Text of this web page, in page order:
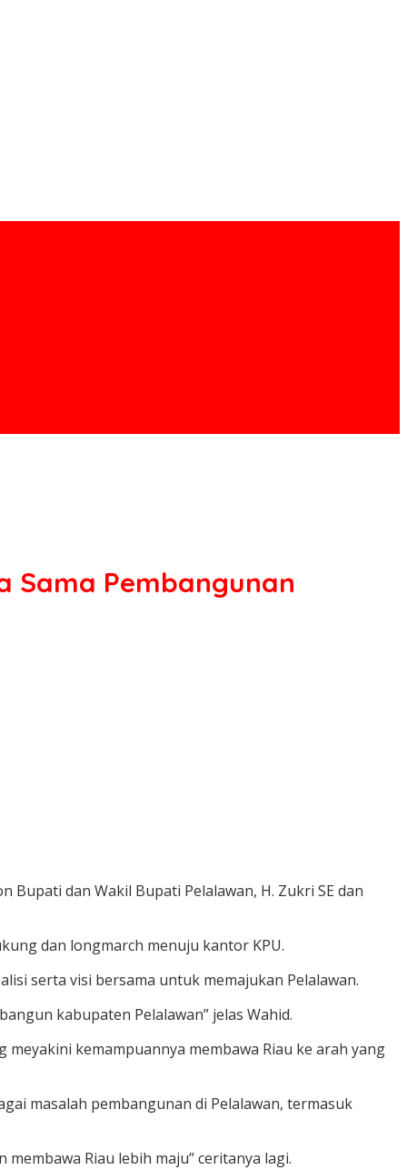
Sama Pembangunan
Bupati dan Wakil Bupati Pelalawan, H. Zukri SE dan
dan longmarch menuju kantor KPU.
serta visi bersama untuk memajukan Pelalawan.
kabupaten Pelalawan” jelas Wahid.
kemampuannya membawa Riau ke arah yang
masalah pembangunan di Pelalawan, termasuk
Riau lebih maju” ceritanya lagi.